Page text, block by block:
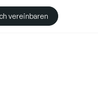
vereinbaren